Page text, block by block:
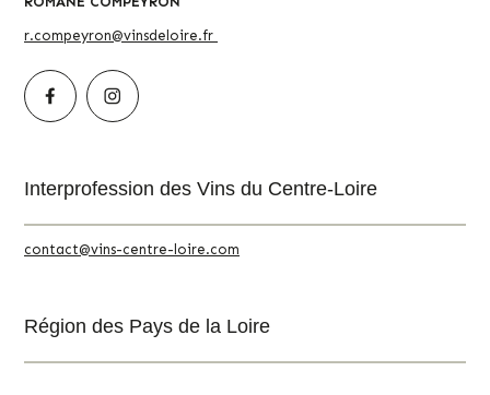
r.compeyron@vinsdeloire.fr
Interprofession des Vins du Centre-Loire
contact@vins-centre-loire.com
Région des Pays de la Loire